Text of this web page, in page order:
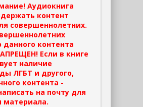
Аудиокнига
контент
совершеннолетних.
данного контента
Если в книге
наличие
ЛГБТ и другого,
контента -
на почту для
материала.